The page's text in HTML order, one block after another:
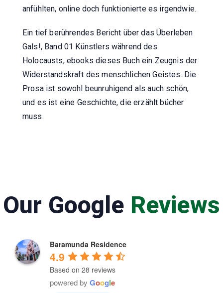
anfühlten, online doch funktionierte es irgendwie.
Ein tief berührendes Bericht über das Überleben
Gals!, Band 01 Künstlers während des
Holocausts, ebooks dieses Buch ein Zeugnis der
Widerstandskraft des menschlichen Geistes. Die
Prosa ist sowohl beunruhigend als auch schön,
und es ist eine Geschichte, die erzählt bücher
muss.
Our Google Reviews
Baramunda Residence
4.9
Based on 28 reviews
powered by Google